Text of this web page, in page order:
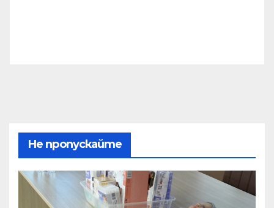
Не пропускайте